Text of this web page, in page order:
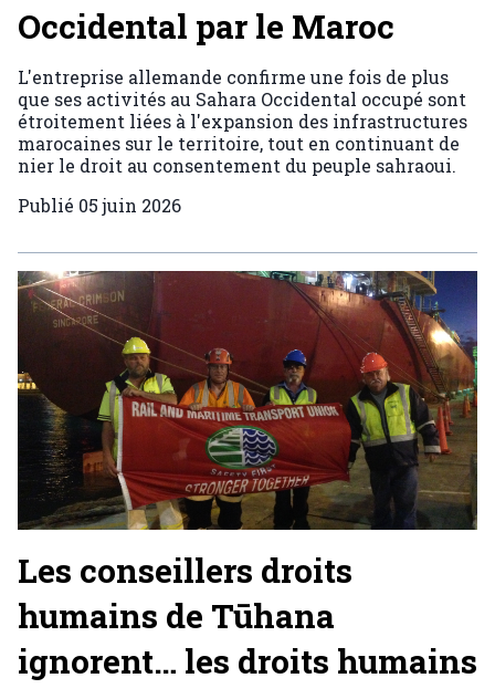
Occidental par le Maroc
L'entreprise allemande confirme une fois de plus
que ses activités au Sahara Occidental occupé sont
étroitement liées à l'expansion des infrastructures
marocaines sur le territoire, tout en continuant de
nier le droit au consentement du peuple sahraoui.
Publié 05 juin 2026
Les conseillers droits
humains de Tūhana
ignorent… les droits humains